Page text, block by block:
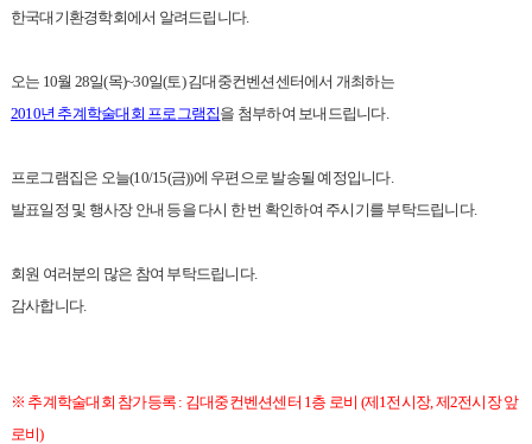
한국대기환경학회에서 알려드립니다.
오는 10월 28일(목)~30일(토) 김대중컨벤션센터에서 개최하는
2010년 추계학술대회 프로그램집을 첨부하여 보내드립니다.
프로그램집은 오늘(10/15(금))에 우편으로 발송될 예정입니다.
발표일정 및 행사장 안내 등을 다시 한 번 확인하여 주시기를 부탁드립니다.
회원 여러분의 많은 참여 부탁드립니다.
감사합니다.
※ 추계학술대회 참가등록 : 김대중컨벤션센터 1층 로비 (제1전시장, 제2전시장 앞
로비)